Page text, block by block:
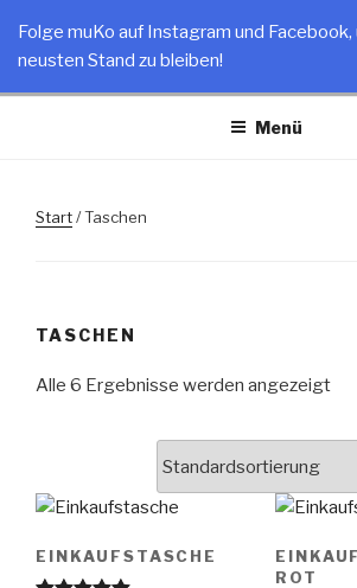
Folge muKo auf Instagram und
neusten Stand zu bleiben!
Inhalt
springen
MUKO
Stoffprodukte – Made in Germany
Menü
Start/ Taschen
TASCHEN
Alle 6 Ergebnisse werden angezeigt
EINKAUFSTASCHE
ROT